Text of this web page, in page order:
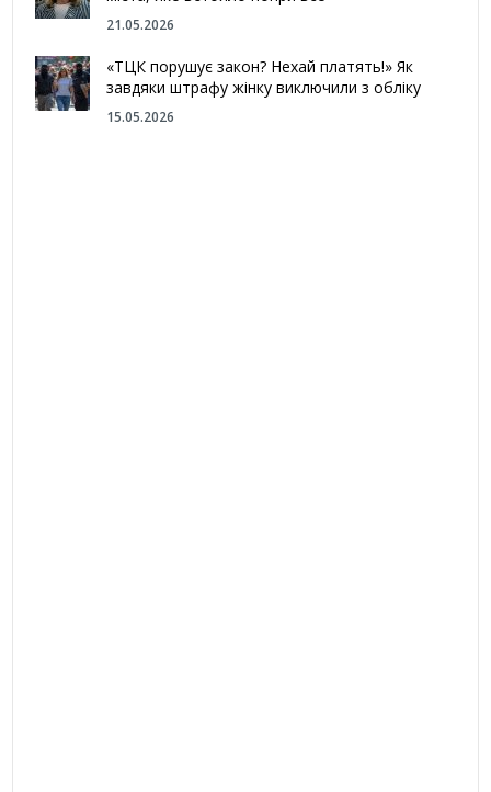
21.05.2026
«ТЦК порушує закон? Нехай платять!» Як
завдяки штрафу жінку виключили з обліку
15.05.2026